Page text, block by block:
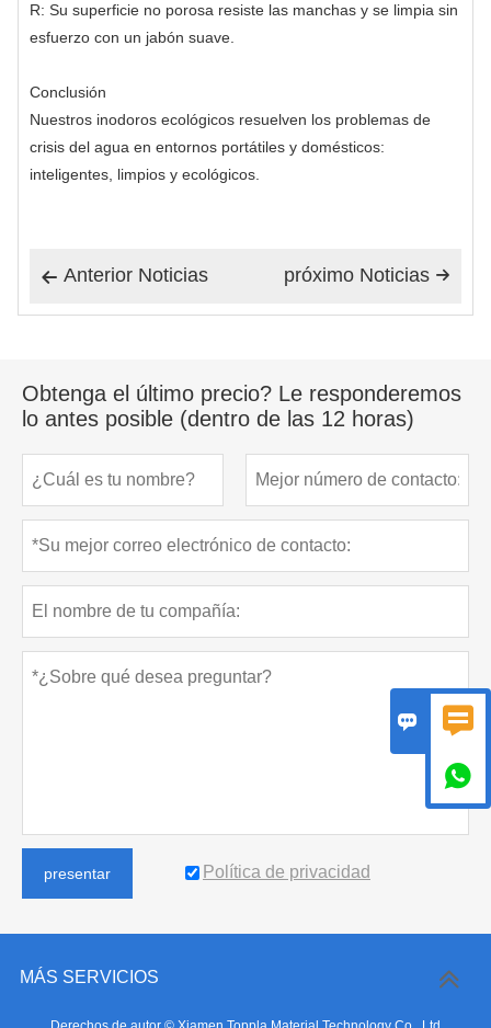
R: Su superficie no porosa resiste las manchas y se limpia sin
esfuerzo con un jabón suave.
Conclusión
Nuestros inodoros ecológicos resuelven los problemas de
crisis del agua en entornos portátiles y domésticos:
inteligentes, limpios y ecológicos.
 Anterior Noticias 
próximo Noticias
Obtenga el último precio? Le responderemos
lo antes posible (dentro de las 12 horas)
presentar Política de privacidad
MÁS SERVICIOS
 
